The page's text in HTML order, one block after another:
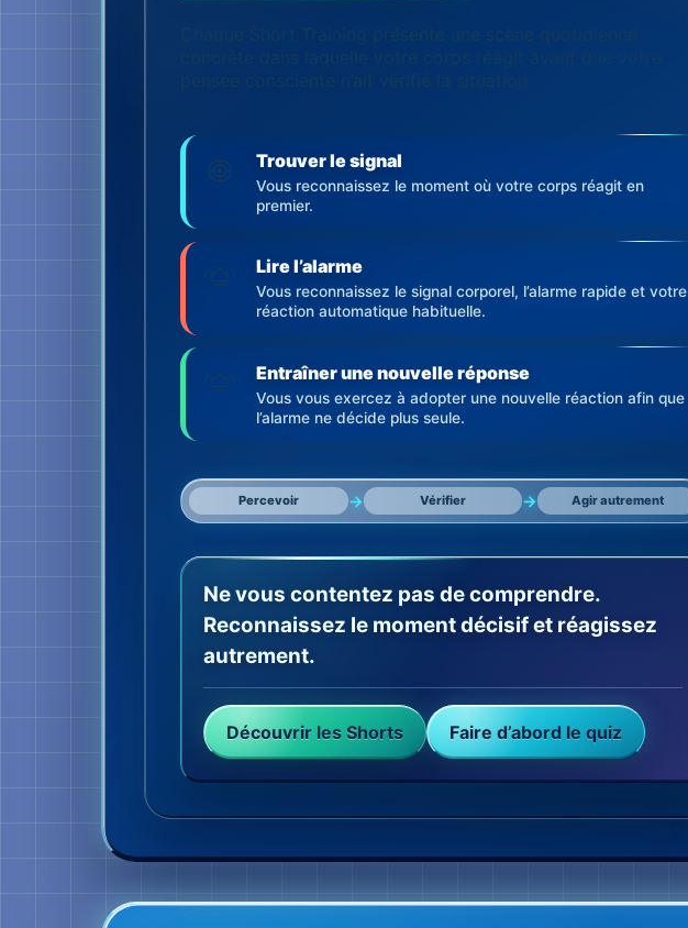
Trouver le signal
Vous reconnaissez le moment où votre corps réagit en
premier.
Lire l’alarme
Vous reconnaissez le signal corporel, l’alarme rapide et votre
réaction automatique habituelle.
Entraîner une nouvelle réponse
Vous vous exercez à adopter une nouvelle réaction afin que
l’alarme ne décide plus seule.
Percevoir → Vérifier → Agir autrement
Ne vous contentez pas de comprendre.
Reconnaissez le moment décisif et réagissez
autrement.
Découvrir les Shorts Faire d’abord le quiz